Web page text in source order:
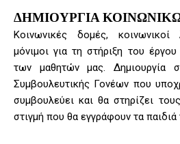
ΔΗΜΙΟΥΡΓΙΑ
Κοινωνικές δομές, κοινωνικοί
μόνιμοι για τη στήριξη του
των μαθητών μας. Δημιουργία
Συμβουλευτικής Γονέων που
συμβουλεύει και θα στηρίζει
στιγμή που θα εγγράφουν τα